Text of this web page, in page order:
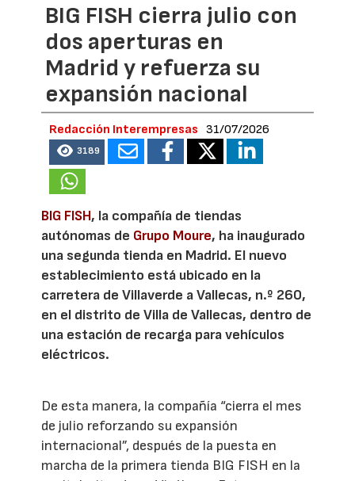
BIG FISH cierra julio con
dos aperturas en
Madrid y refuerza su
expansión nacional
Redacción Interempresas 31/07/2026
3189
BIG FISH, la compañía de tiendas
autónomas de Grupo Moure, ha inaugurado
una segunda tienda en Madrid. El nuevo
establecimiento está ubicado en la
carretera de Villaverde a Vallecas, n.º 260,
en el distrito de Villa de Vallecas, dentro de
una estación de recarga para vehículos
eléctricos.
De esta manera, la compañía “cierra el mes
de julio reforzando su expansión
internacional”, después de la puesta en
marcha de la primera tienda BIG FISH en la